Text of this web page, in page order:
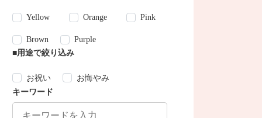
Yellow Orange Pink
Brown
Purple
■用途で絞り込み
お祝い
お悔やみ
キーワード